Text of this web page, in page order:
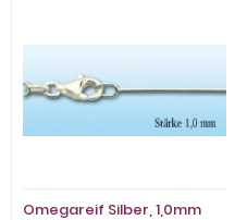
Omegareif Silber, 1,0mm